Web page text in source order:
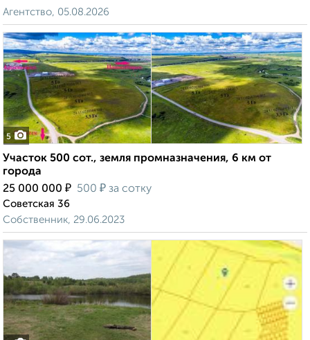
Агентство, 05.08.2026
5
Участок 500 сот., земля промназначения, 6 км от
города
25 000 000 ₽ 500 ₽ за сотку
Советская 36
Собственник, 29.06.2023